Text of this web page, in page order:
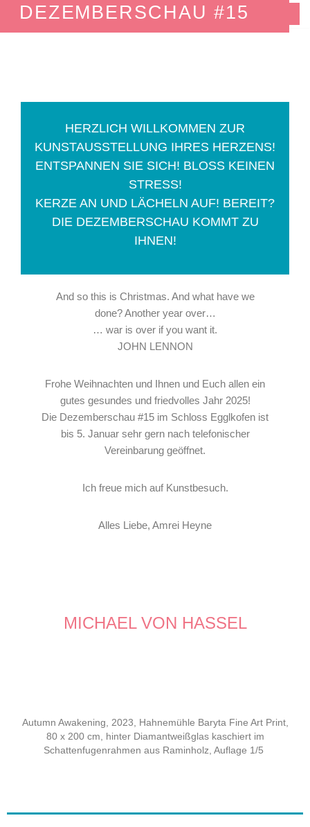
DEZEMBERSCHAU #15
HERZLICH WILLKOMMEN ZUR
KUNSTAUSSTELLUNG IHRES HERZENS!
ENTSPANNEN SIE SICH! BLOSS KEINEN
STRESS!
KERZE AN UND LÄCHELN AUF! BEREIT?
DIE DEZEMBERSCHAU KOMMT ZU
IHNEN!
And so this is Christmas. And what have we
done? Another year over…
… war is over if you want it.
JOHN LENNON
Frohe Weihnachten und Ihnen und Euch allen ein
gutes gesundes und friedvolles Jahr 2025!
Die Dezemberschau #15 im Schloss Egglkofen ist
bis 5. Januar sehr gern nach telefonischer
Vereinbarung geöffnet.
Ich freue mich auf Kunstbesuch.
Alles Liebe, Amrei Heyne
MICHAEL VON HASSEL
Autumn Awakening, 2023, Hahnemühle Baryta Fine Art Print,
80 x 200 cm, hinter Diamantweißglas kaschiert im
Schattenfugenrahmen aus Raminholz, Auflage 1/5